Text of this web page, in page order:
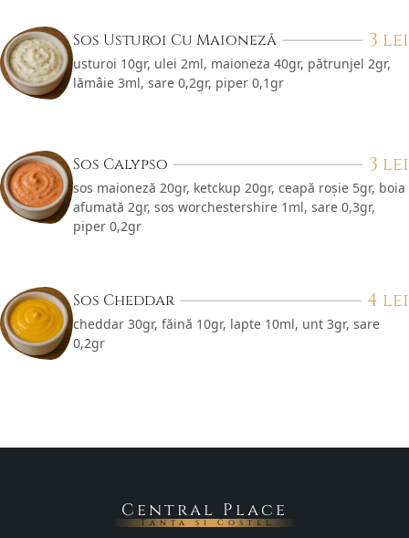
Sos Usturoi Cu Maioneză 3 lei
usturoi 10gr, ulei 2ml, maioneza 40gr, pătrunjel 2gr,
lămâie 3ml, sare 0,2gr, piper 0,1gr
Sos Calypso 3 lei
sos maioneză 20gr, ketckup 20gr, ceapă roșie 5gr, boia
afumată 2gr, sos worchestershire 1ml, sare 0,3gr,
piper 0,2gr
Sos Cheddar 4 lei
cheddar 30gr, făină 10gr, lapte 10ml, unt 3gr, sare
0,2gr
Central Place
Tanța și Costel